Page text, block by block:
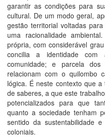
garantir as condições para
cultural. De um modo geral,
gestão territorial voltadas
uma racionalidade
própria, com considerável
concilia a identidade com
comunidade; e parcela
relacionam com o quilombo
lógica. É neste contexto que
de saberes, a que este
potencializados para que
quanto a sociedade tenham
sentido da sustentabilidade
coloniais.